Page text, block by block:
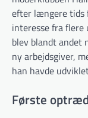
efter længere tids
interesse fra flere
blev blandt andet
ny arbejdsgiver,
han havde
Første